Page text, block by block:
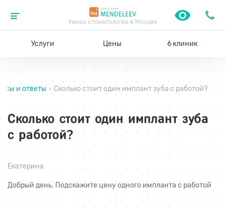
Умная стоматология в Москве
Услуги Цены 6 клиник
и ответы › Сколько стоит один имплант зуба с работой?
Сколько стоит один имплант зуба
с работой?
Екатерина
Добрый день. Подскажите цену одного импланта с работой